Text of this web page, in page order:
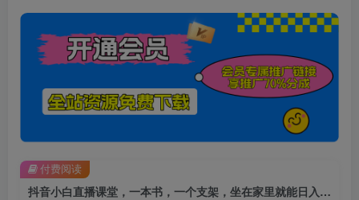
抖音小白直播课堂，一本书，一个支架，坐在家里就能日入四位数【揭秘】
付费阅读